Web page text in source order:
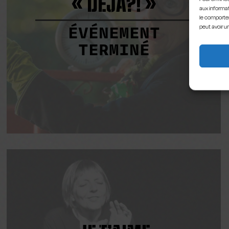
aux
le
peut avoir
ÉVÉNEMENT
TERMINÉ